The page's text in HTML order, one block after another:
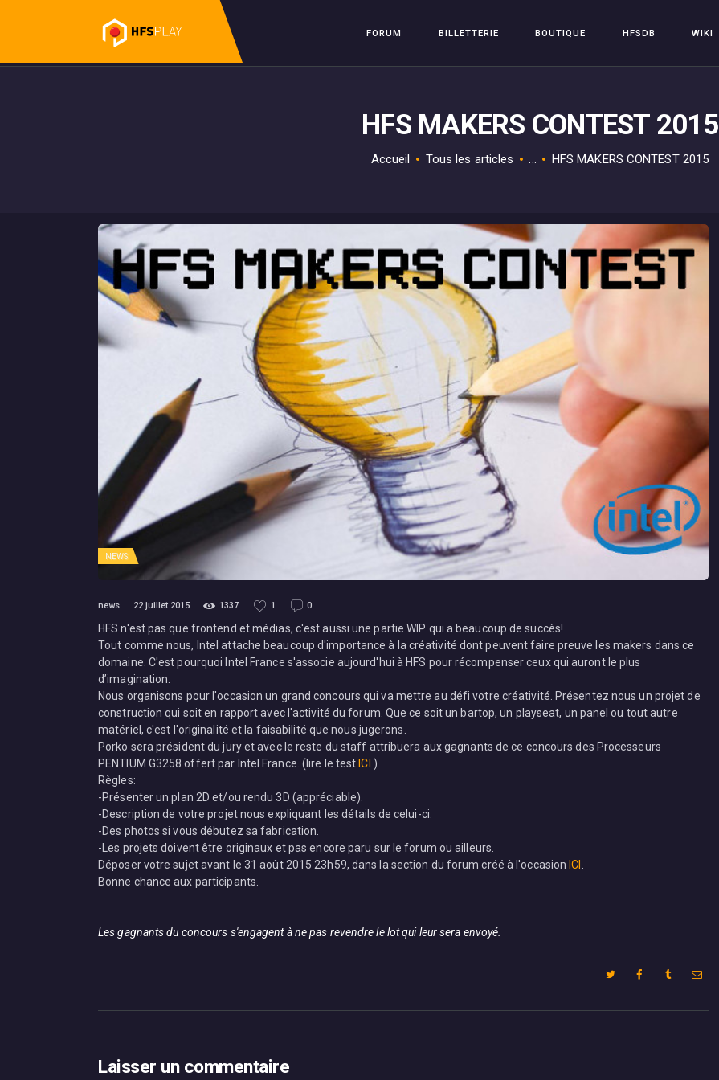
FORUM BILLETTERIE BOUTIQUE HFSDB WIKI
HFS MAKERS CONTEST 2015
Accueil Tous les articles ... HFS MAKERS CONTEST 2015
HFSPLAY
HFSDB
WIKI
NEWS
news 22 juillet 2015 1337 1 0
HFS n'est pas que frontend et médias, c'est aussi une partie WIP qui a beaucoup de succès!
Tout comme nous, Intel attache beaucoup d'importance à la créativité dont peuvent faire preuve les makers dans ce
domaine. C'est pourquoi Intel France s'associe aujourd'hui à HFS pour récompenser ceux qui auront le plus
d’imagination.
Nous organisons pour l'occasion un grand concours qui va mettre au défi votre créativité. Présentez nous un projet de
construction qui soit en rapport avec l'activité du forum. Que ce soit un bartop, un playseat, un panel ou tout autre
matériel, c'est l'originalité et la faisabilité que nous jugerons.
Porko sera président du jury et avec le reste du staff attribuera aux gagnants de ce concours des Processeurs
PENTIUM G3258 offert par Intel France. (lire le test ICI )
Règles:
-Présenter un plan 2D et/ou rendu 3D (appréciable).
-Description de votre projet nous expliquant les détails de celui-ci.
-Des photos si vous débutez sa fabrication.
-Les projets doivent être originaux et pas encore paru sur le forum ou ailleurs.
Déposer votre sujet avant le 31 août 2015 23h59, dans la section du forum créé à l'occasion ICI
Bonne chance aux participants.
Les gagnants du concours s'engagent à ne pas revendre le lot qui leur sera envoyé.
Laisser un commentaire